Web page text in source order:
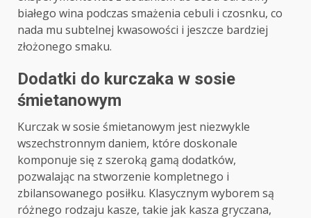
białego wina podczas smażenia cebuli i czosnku, co
nada mu subtelnej kwasowości i jeszcze bardziej
złożonego smaku.
Dodatki do kurczaka w sosie
śmietanowym
Kurczak w sosie śmietanowym jest niezwykle
wszechstronnym daniem, które doskonale
komponuje się z szeroką gamą dodatków,
pozwalając na stworzenie kompletnego i
zbilansowanego posiłku. Klasycznym wyborem są
różnego rodzaju kasze, takie jak kasza gryczana,